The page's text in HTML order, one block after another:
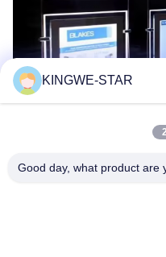
KINGWE-STAR
Good day, what product are